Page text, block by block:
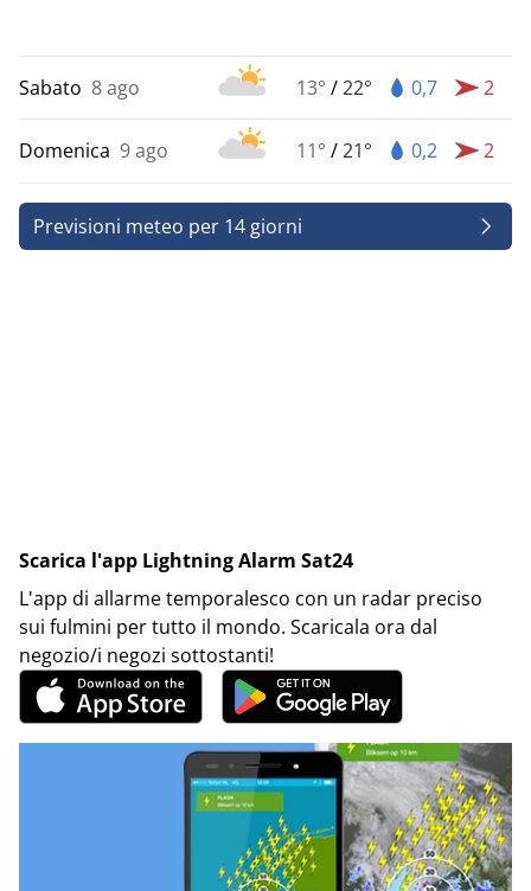
Sabato 8 ago 13° /22° 0,7 2
Domenica 9 ago 11° /21° 0,2 2
Previsioni meteo per 14 giorni
Scarica l'app Lightning Alarm Sat24
L'app di allarme temporalesco con un radar preciso
sui fulmini per tutto il mondo. Scaricala ora dal
negozio/i negozi sottostanti!